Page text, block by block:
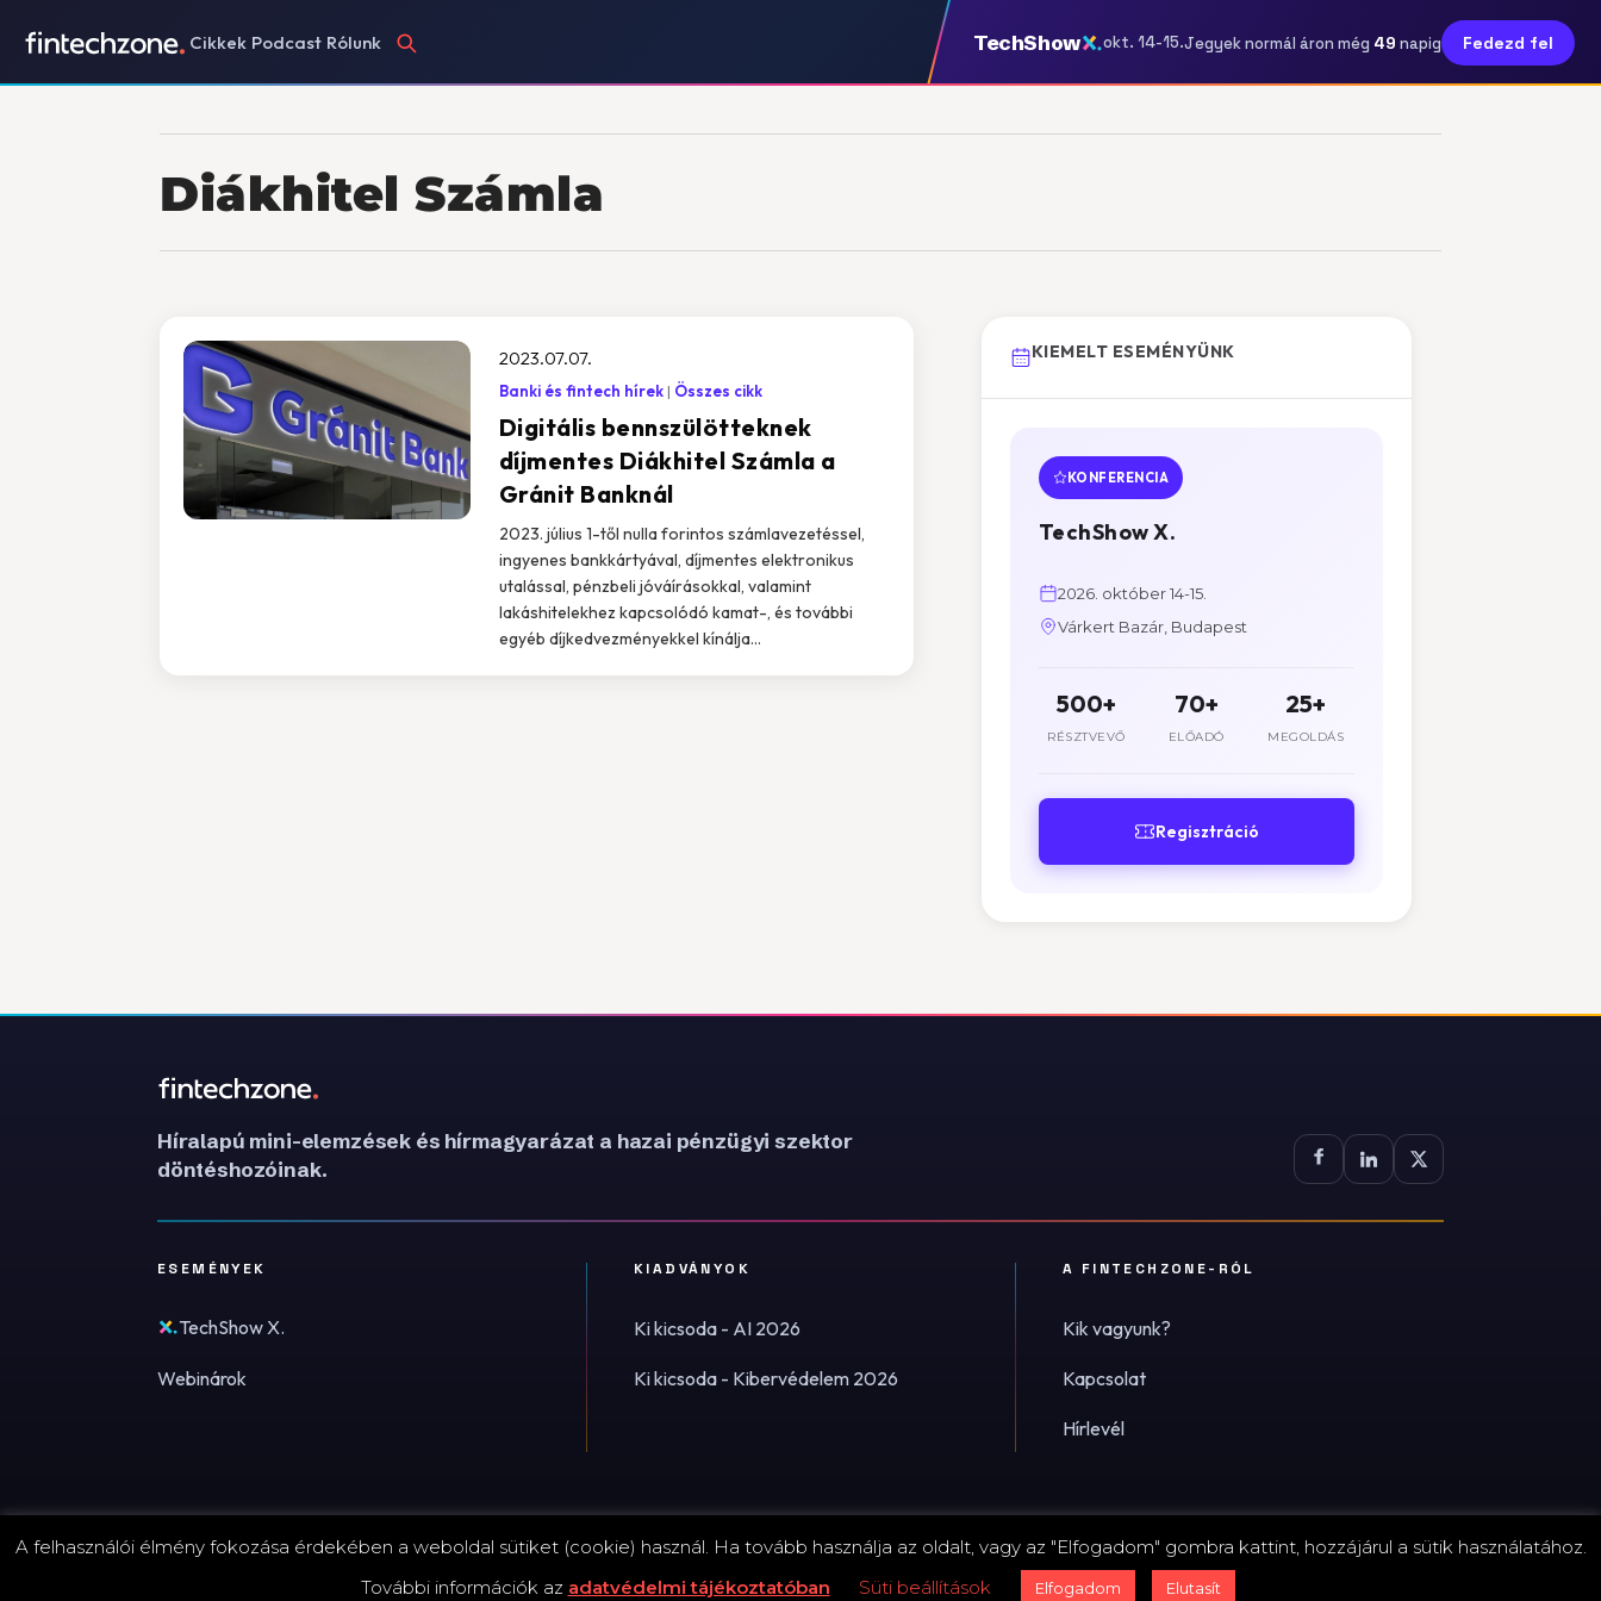
Cikkek Podcast Rólunk TechShow okt. 14-15.Jegyek normál áron még 49 napig Fedezd fel
Diákhitel Számla
Digitális bennszülötteknek
díjmentes Diákhitel Számla a
Gránit Banknál
2023.07.07.
Banki és fintech hírek Összes cikk
2023. július 1-től nulla forintos számlavezetéssel,
ingyenes bankkártyával, díjmentes elektronikus
utalással, pénzbeli jóváírásokkal, valamint
lakáshitelekhez kapcsolódó kamat-, és további
egyéb díjkedvezményekkel kínálja...
KIEMELT ESEMÉNYÜNK
KONFERENCIA
TechShow X.
2026. október 14-15.
Várkert Bazár, Budapest
500+
RÉSZTVEVŐ
70+
ELŐADÓ
25+
MEGOLDÁS
Regisztráció
Híralapú mini-elemzések és hírmagyarázat a hazai pénzügyi szektor
döntéshozóinak.
ESEMÉNYEK
TechShow X.
Webinárok
KIADVÁNYOK
Ki kicsoda - AI 2026
Ki kicsoda - Kibervédelem 2026
A FINTECHZONE-RÓL
Kik vagyunk?
Kapcsolat
Hírlevél
© 2026 FinTechZone.hu - A FinTech Group Kft. Impresszum · Adatvédelmi tájékoztató (PDF) Süti-beállítások
A felhasználói élmény fokozása érdekében a weboldal sütiket (cookie) használ. Ha tovább használja az oldalt, vagy az "Elfogadom" gombra kattint, hozzájárul a sütik használatához.
További információk az adatvédelmi tájékoztatóban Süti beállítások Elfogadom Elutasít